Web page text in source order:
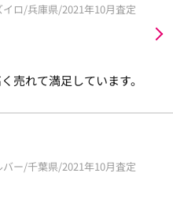
ロ/兵庫県/2021年10月査定
売れて満足しています。
ー/千葉県/2021年10月査定